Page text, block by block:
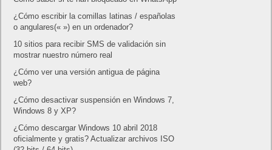
¿Cómo escribir la comillas latinas / españolas
o angulares(« ») en un ordenador?
10 sitios para recibir SMS de validación sin
mostrar nuestro número real
¿Cómo ver una versión antigua de página
web?
¿Cómo desactivar suspensión en Windows 7,
Windows 8 y XP?
¿Cómo descargar Windows 10 abril 2018
oficialmente y gratis? Actualizar archivos ISO